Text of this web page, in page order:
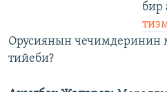
бир
Орусиянын чечимдеринин
тийеби?